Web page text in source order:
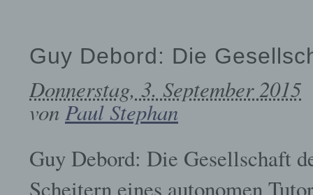
Guy Debord: Die
Donnerstag, 3. September 2015
von Paul Stephan
Guy Debord: Die Gesellschaft
Scheitern eines autonomen